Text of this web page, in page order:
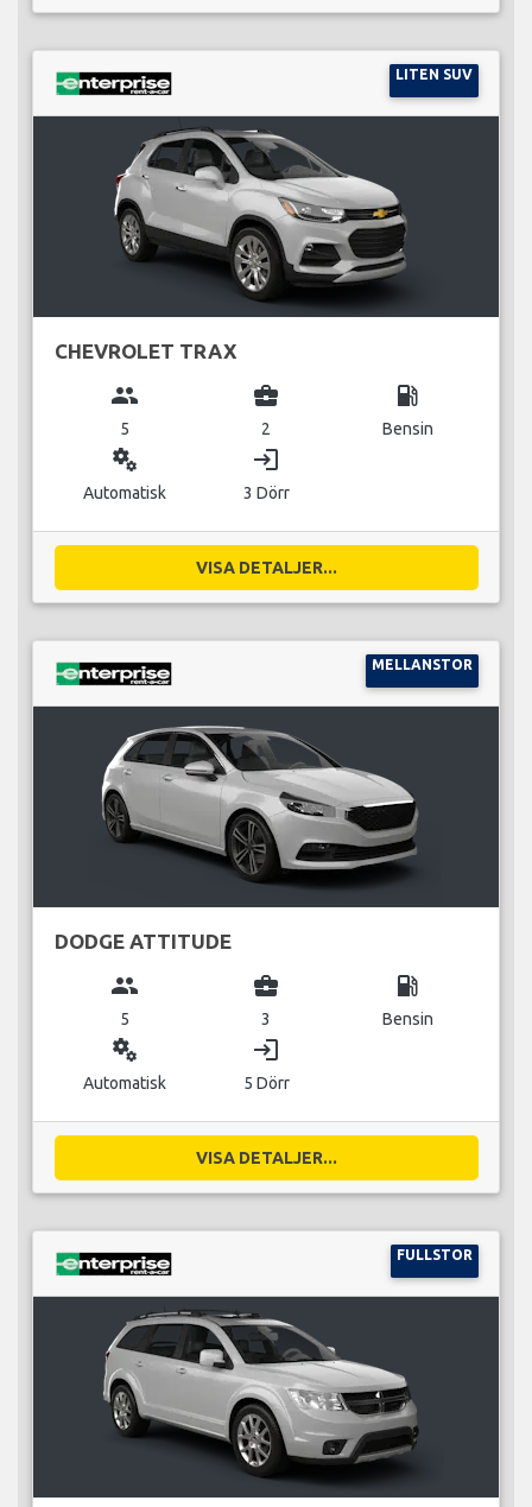
LITEN SUV
CHEVROLET TRAX
group
5
business_center
2
local_gas_station
Bensin
miscellaneous_services
Automatisk
login
3 Dörr
VISA DETALJER...
MELLANSTOR
DODGE ATTITUDE
group
5
business_center
3
local_gas_station
Bensin
miscellaneous_services
Automatisk
login
5 Dörr
VISA DETALJER...
FULLSTOR